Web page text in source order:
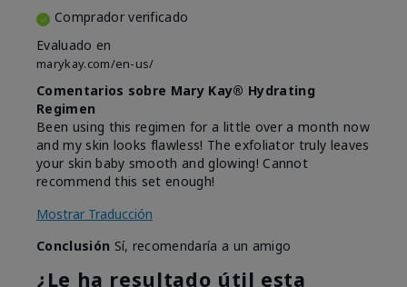
Comprador verificado
Evaluado en
marykay.com/en-us/
Comentarios sobre Mary Kay® Hydrating
Regimen
Been using this regimen for a little over a month now
and my skin looks flawless! The exfoliator truly leaves
your skin baby smooth and glowing! Cannot
recommend this set enough!
Mostrar Traducción
Conclusión Sí, recomendaría a un amigo
¿Le ha resultado útil esta